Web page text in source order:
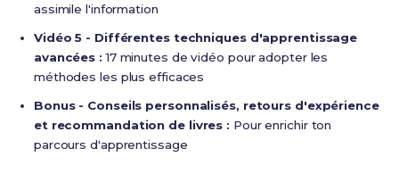
assimile l'information
Vidéo 5 - Différentes techniques d'apprentissage
avancées : 17 minutes de vidéo pour adopter les
méthodes les plus efficaces
Bonus - Conseils personnalisés, retours d'expérience
et recommandation de livres : Pour enrichir ton
parcours d'apprentissage